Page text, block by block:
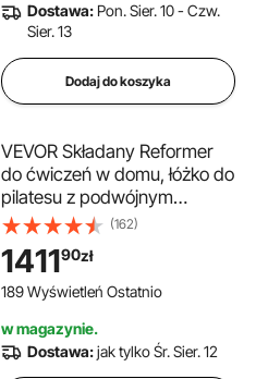
Dostawa: Pon. Sier. 10 - Czw.
Sier. 13
Dodaj do koszyka
VEVOR Składany Reformer
do ćwiczeń w domu, łóżko do
pilatesu z podwójnym
oporem – sprężyna i linka, dla
zaawansowanych i
początkujących, do 181,44 kg
(162)
141190zł
189 Wyświetleń Ostatnio
w magazynie.
Dostawa:jak tylko Śr. Sier. 12